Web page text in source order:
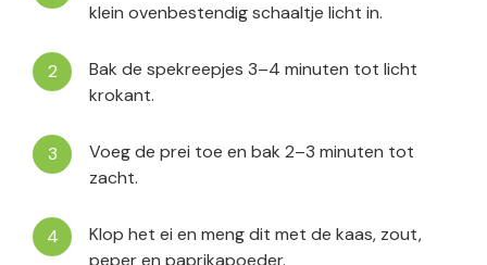
klein ovenbestendig schaaltje licht in.
Bak de spekreepjes 3–4 minuten tot licht
krokant.
Voeg de prei toe en bak 2–3 minuten tot
zacht.
Klop het ei en meng dit met de kaas, zout,
peper en paprikapoeder.